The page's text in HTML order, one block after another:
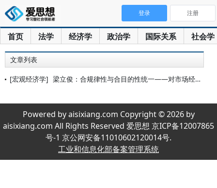
首页 法学 经济学 政治学 国际关系 社会学
登录 注册
文章列表
[宏观经济学] 梁立俊：合规律性与合目的性统一——对市场经济的一个“美学”解
Powered by aisixiang.com Copyright © 2026 by
aisixiang.com All Rights Reserved 爱思想 京ICP备12007865
号-1 京公网安备11010602120014号.
工业和信息化部备案管理系统